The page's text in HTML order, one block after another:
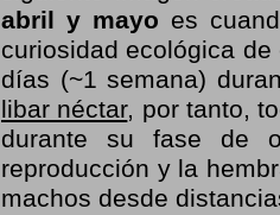
abril y mayo es
curiosidad ecológica
días (~1 semana)
libar néctar, por tanto,
durante su fase de
reproducción y la
machos desde